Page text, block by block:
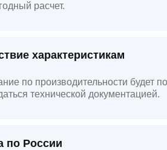
расчет.
характеристикам
по производительности будет
технической документацией.
по России